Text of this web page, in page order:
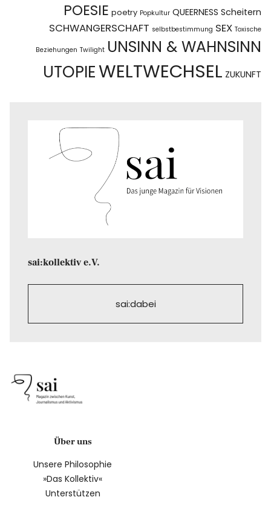
POESIE poetry Popkultur QUEERNESS Scheitern
SCHWANGERSCHAFT selbstbestimmung SEX Toxische
Beziehungen Twilight UNSINN & WAHNSINN
UTOPIEWELTWECHSEL ZUKUNFT
sai:kollektiv e.V.
sai:dabei
Über uns
Unsere Philosophie
»Das Kollektiv«
Unterstützen